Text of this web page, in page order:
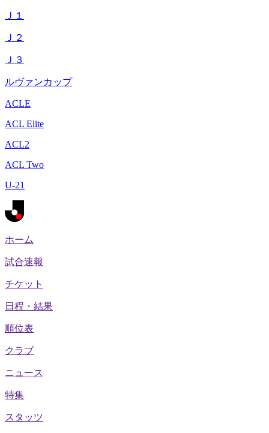
Ｊ１
Ｊ２
Ｊ３
ルヴァンカップ
ACLE
ACL Elite
ACL2
ACL Two
U-21
ホーム
試合速報
チケット
日程・結果
順位表
クラブ
ニュース
特集
スタッツ